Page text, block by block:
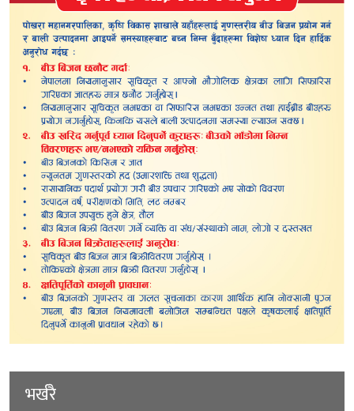
भर्खरै